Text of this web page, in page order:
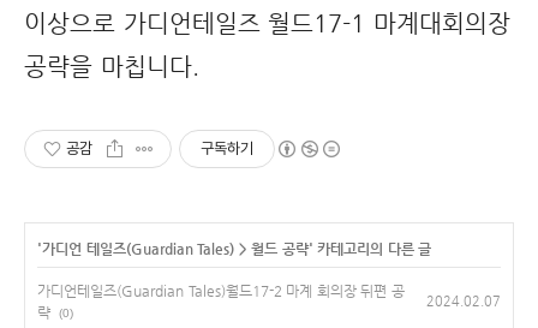
이상으로 가디언테일즈 월드17-1 마계대회의장
공략을 마칩니다.
공감 구독하기
'가디언 테일즈(Guardian Tales) > 월드 공략' 카테고리의 다른 글
가디언테일즈(Guardian Tales)월드17-2 마계 회의장 뒤편 공
략
(0)
2024.02.07